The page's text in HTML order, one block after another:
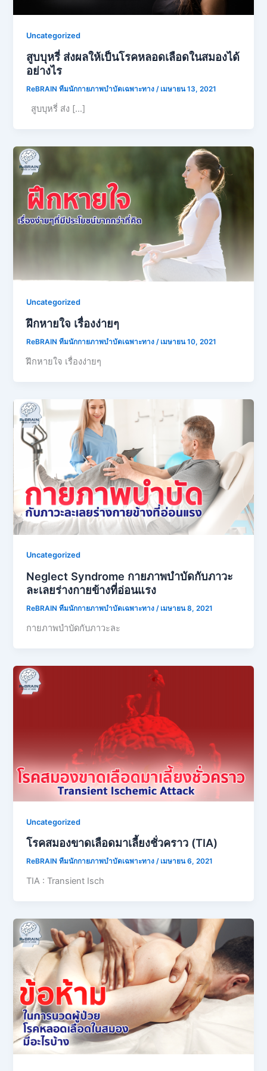
Uncategorized
สูบบุหรี่ ส่งผลให้เป็นโรคหลอดเลือดในสมองได้
อย่างไร
ReBRAIN ทีมนักกายภาพบำบัดเฉพาะทาง / เมษายน 13, 2021
สูบบุหรี่ ส่ง […]
Uncategorized
ฝึกหายใจ เรื่องง่ายๆ
ReBRAIN ทีมนักกายภาพบำบัดเฉพาะทาง/ เมษายน 10, 2021
ฝึกหายใจ เรื่องง่ายๆ
Uncategorized
Neglect Syndrome กายภาพบำบัดกับภาวะ
ละเลยร่างกายข้างที่อ่อนแรง
ReBRAIN ทีมนักกายภาพบำบัดเฉพาะทาง/ เมษายน 8, 2021
กายภาพบำบัดกับภาวะละ
Uncategorized
โรคสมองขาดเลือดมาเลี้ยงชั่วคราว (TIA)
ReBRAIN ทีมนักกายภาพบำบัดเฉพาะทาง/ เมษายน 6, 2021
TIA : Transient Isch